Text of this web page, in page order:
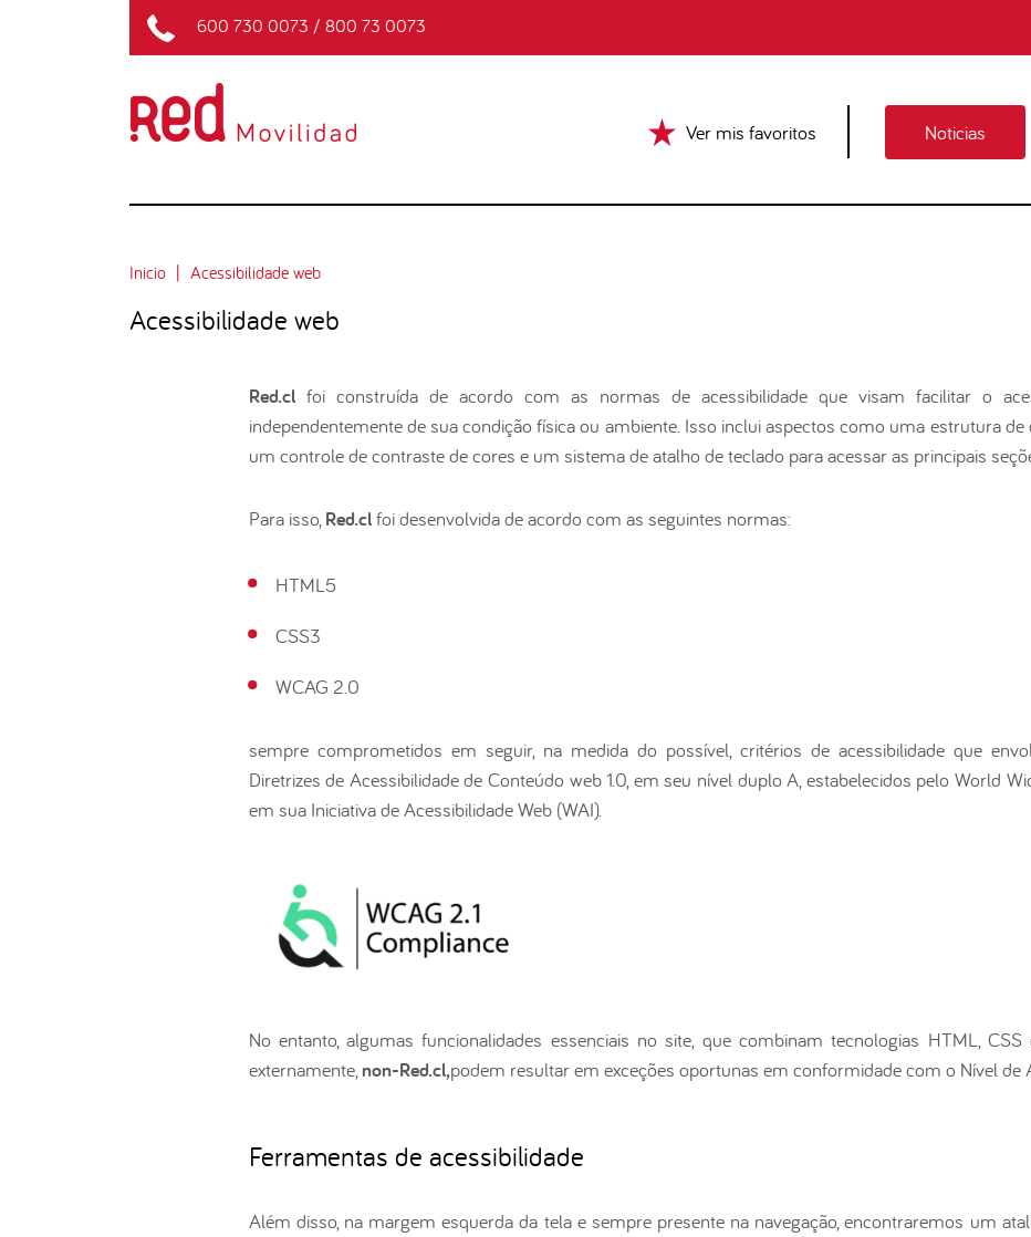
600 730 0073 / 800 73 0073
Ver mis favoritos Noticias
Inicio Acessibilidade web
Acessibilidade web
Red.clfoi construída de acordo com as normas de acessibilidade que visam facilitar o
independentemente de sua condição física ou ambiente. Isso inclui aspectos como uma estrutura
um controle de contraste de cores e um sistema de atalho de teclado para acessar as principais
Para isso,Red.clfoi desenvolvida de acordo com as seguintes normas:
HTML5
CSS3
WCAG 2.0
sempre comprometidos em seguir, na medida do possível, critérios de acessibilidade que
Diretrizes de Acessibilidade de Conteúdo web 1.0, em seu nível duplo A, estabelecidos pelo World
em sua Iniciativa de Acessibilidade Web (WAI).
No entanto, algumas funcionalidades essenciais no site, que combinam tecnologias HTML, CSS
externamente,non-Red.cl,podem resultar em exceções oportunas em conformidade com o Nível de
Ferramentas de acessibilidade
Além disso, na margem esquerda da tela e sempre presente na navegação, encontraremos um